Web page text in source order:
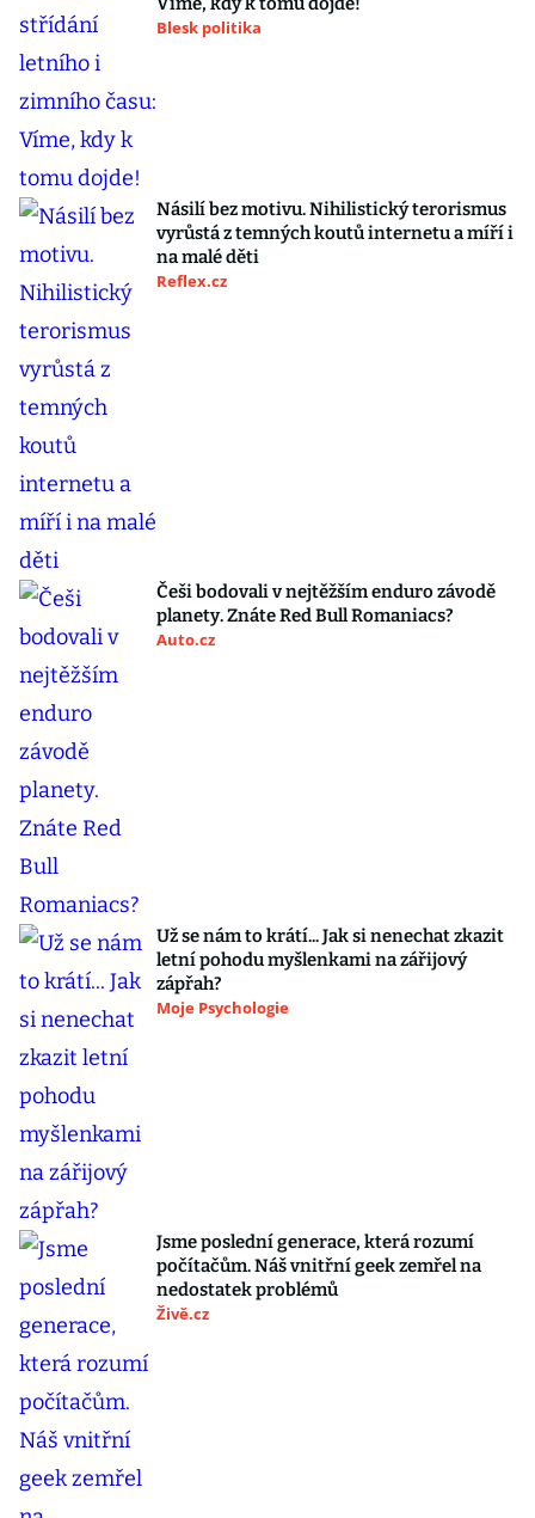
Blesk politika
Násilí bez motivu. Nihilistický terorismus
vyrůstá z temných koutů internetu a míří i
na malé děti
Reflex.cz
Češi bodovali v nejtěžším enduro závodě
planety. Znáte Red Bull Romaniacs?
Auto.cz
Už se nám to krátí... Jak si nenechat zkazit
letní pohodu myšlenkami na zářijový
zápřah?
Moje Psychologie
Jsme poslední generace, která rozumí
počítačům. Náš vnitřní geek zemřel na
nedostatek problémů
Živě.cz